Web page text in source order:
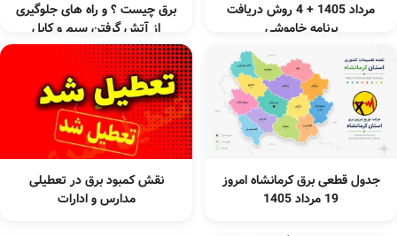
مرداد 1405 + 4 روش دریافت
برنامه خاموشی
برق چیست ؟ و راه های جلوگیری
از آتش گرفتن سیم و کابل
جدول قطعی برق کرمانشاه امروز
19 مرداد 1405
نقش کمبود برق در تعطیلی
مدارس و ادارات